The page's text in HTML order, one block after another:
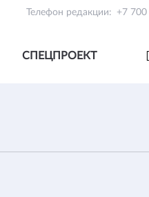
Телефон редакции: +7
СПЕЦПРОЕКТ